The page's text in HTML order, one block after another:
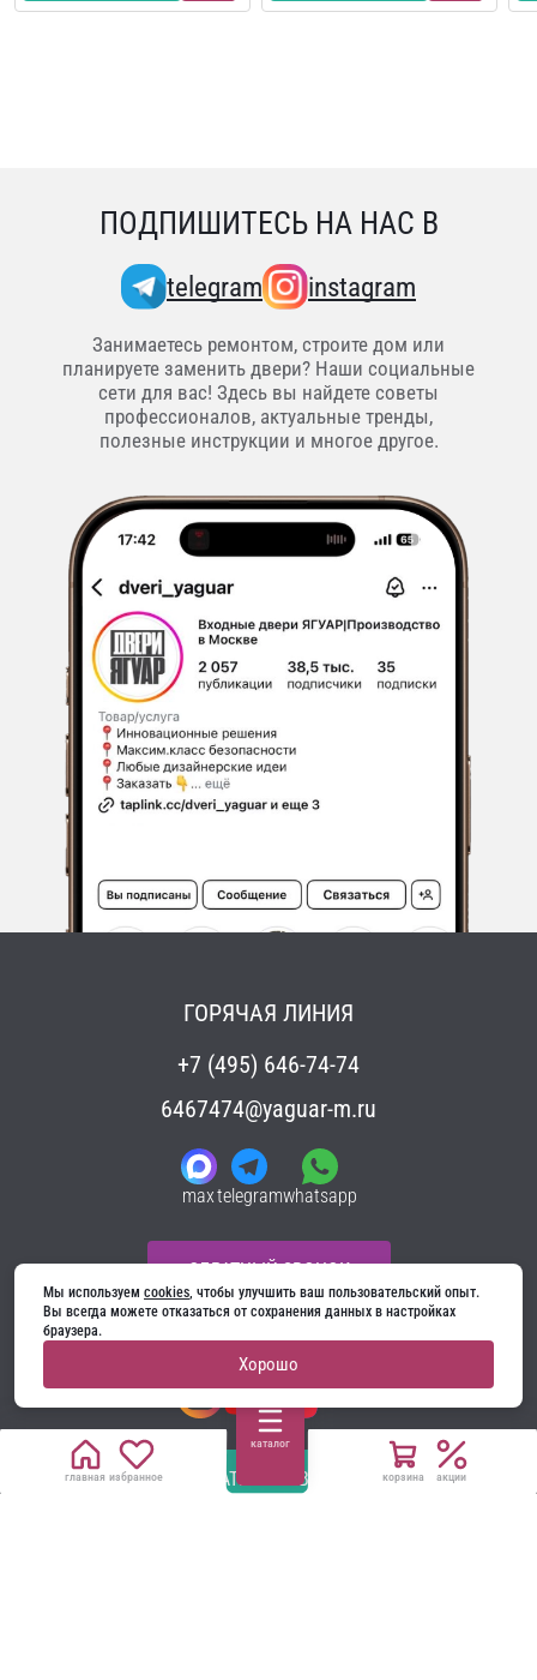
главная избранное
каталог
корзина акции
ПОДПИШИТЕСЬ НА НАС В
telegram instagram
Занимаетесь ремонтом, строите дом или
планируете заменить двери? Наши социальные
сети для вас! Здесь вы найдете советы
профессионалов, актуальные тренды,
полезные инструкции и многое другое.
ГОРЯЧАЯ ЛИНИЯ
+7 (495) 646-74-74
6467474@yaguar-m.ru
maxtelegramwhatsapp
ОБРАТНЫЙ ЗВОНОК
НАПИСАТЬ РУКОВОДСТВУ
Мы в соцсетях:
Мы используем cookies, чтобы улучшить ваш пользовательский опыт.
Вы всегда можете отказаться от сохранения данных в настройках
браузера.
Хорошо